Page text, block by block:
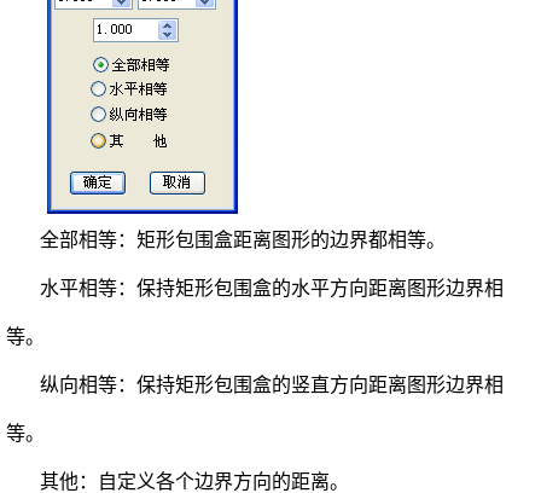
全部相等：矩形包围盒距离图形的边界都相等。
水平相等：保持矩形包围盒的水平方向距离图形边界相
等。
纵向相等：保持矩形包围盒的竖直方向距离图形边界相
等。
其他：自定义各个边界方向的距离。